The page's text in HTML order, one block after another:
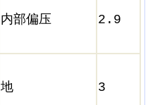
内部偏压 2.9
地 3